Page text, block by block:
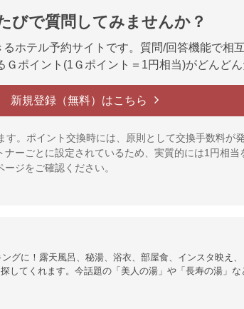
びで質問してみませんか？
ホテル予約サイトです。質問/回答機能で相
Ｇポイント(1Ｇポイント＝1円相当)がどんど
新規登録（無料）はこちら
。ポイント交換時には、原則として交換手数料が
ーごとに設定されているため、実質的には1円相
ジをご確認ください。
グに！露天風呂、秘湯、浴衣、部屋食、インスタ映え
てくれます。今話題の「美人の湯」や「長寿の湯」な